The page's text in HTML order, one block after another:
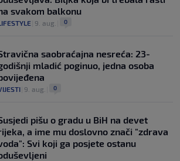
svakom balkonu
9. aug. 0
saobraćajna nesreća: 23-
mladić poginuo, jedna osoba
9. aug. 0
pišu o gradu u BiH na devet
a ime mu doslovno znači "zdrava
Svi koji ga posjete ostanu